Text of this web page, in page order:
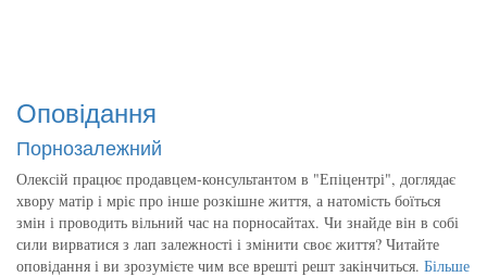
Оповідання
Порнозалежний
Олексій працює продавцем-консультантом в "Епіцентрі", доглядає
хвору матір і мріє про інше розкішне життя, а натомість боїться
змін і проводить вільний час на порносайтах. Чи знайде він в собі
сили вирватися з лап залежності і змінити своє життя? Читайте
оповідання і ви зрозумієте чим все врешті решт закінчиться. Більше